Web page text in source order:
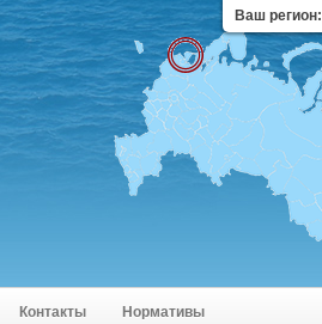
Ваш регион:
Контакты Нормативы